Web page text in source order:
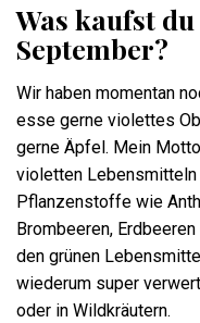
Was kaufst
September?
Wir haben momentan
esse gerne violettes
gerne Äpfel. Mein
violetten
Pflanzenstoffe wie
Brombeeren,
den grünen
wiederum super
oder in Wildkräutern.